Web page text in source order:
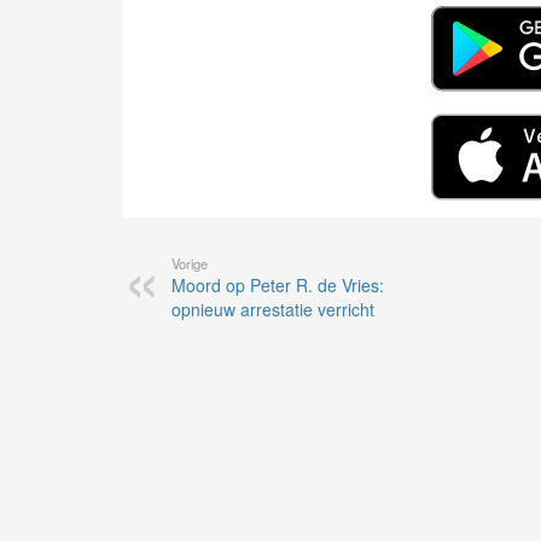
Vorige
Moord op Peter R. de Vries:
opnieuw arrestatie verricht